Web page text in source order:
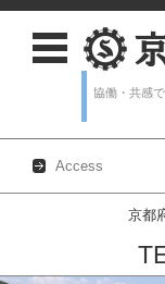
協働・共感
Access
京都
コンテンツに移動